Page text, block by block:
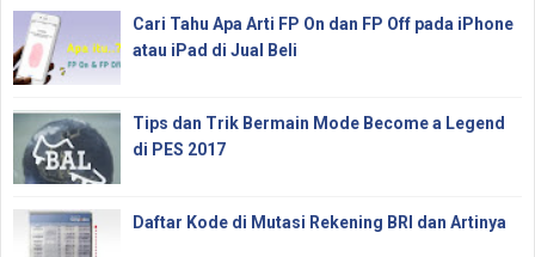
Cari Tahu Apa Arti FP On dan FP Off pada iPhone
atau iPad di Jual Beli
Tips dan Trik Bermain Mode Become a Legend
di PES 2017
Daftar Kode di Mutasi Rekening BRI dan Artinya